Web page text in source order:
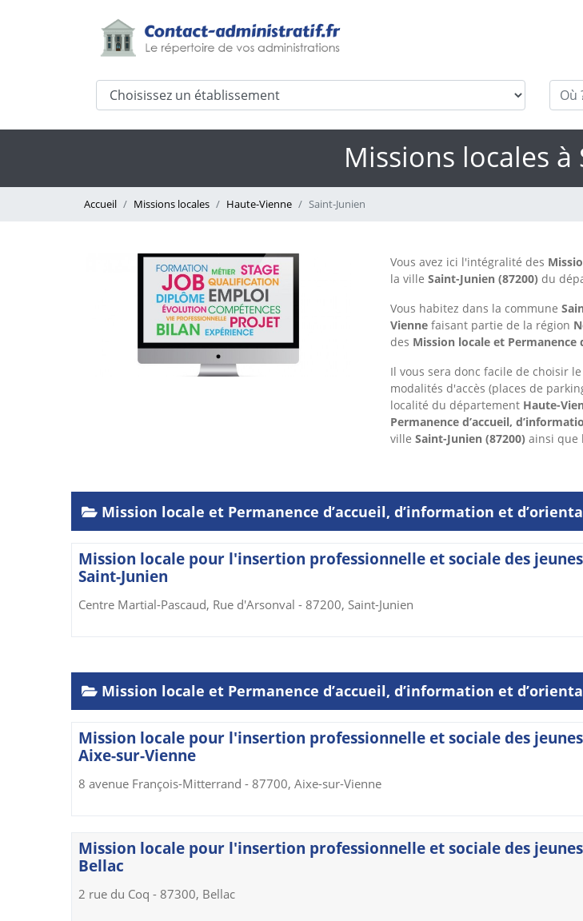
Missions locales à
Accueil Missions locales Haute-Vienne Saint-Junien
Vous avez ici l'intégralité des
la ville Saint-Junien (87200) du
Vous habitez dans la commune
Vienne faisant partie de la région
des Mission locale et Permanence
Il vous sera donc facile de choisir
modalités d'accès (places de
localité du département Haute-
Permanence d’accueil,
ville Saint-Junien (87200) ainsi que
Mission locale et Permanence d’accueil, d’information et
Mission locale pour l'insertion professionnelle et sociale des jeunes
Saint-Junien
Centre Martial-Pascaud, Rue d'Arsonval - 87200, Saint-Junien
Mission locale et Permanence d’accueil, d’information et
Mission locale pour l'insertion professionnelle et sociale des jeunes
Aixe-sur-Vienne
8 avenue François-Mitterrand - 87700, Aixe-sur-Vienne
Mission locale pour l'insertion professionnelle et sociale des jeunes
Bellac
2 rue du Coq - 87300, Bellac